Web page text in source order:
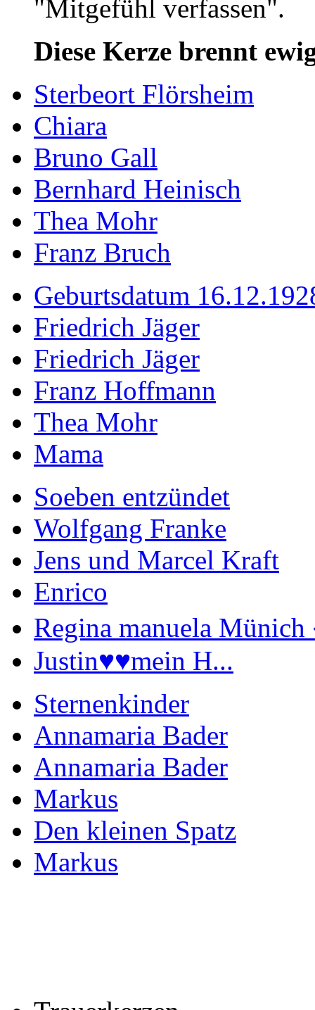
"Mitgefühl verfassen".
Diese Kerze brennt
Sterbeort Flörsheim
Chiara
Bruno Gall
Bernhard Heinisch
Thea Mohr
Franz Bruch
Geburtsdatum
Friedrich Jäger
Friedrich Jäger
Franz Hoffmann
Thea Mohr
Mama
Soeben entzündet
Wolfgang Franke
Jens und Marcel Kraft
Enrico
Regina manuela
Justin♥️♥️mein H...
Sternenkinder
Annamaria Bader
Annamaria Bader
Markus
Den kleinen Spatz
Markus